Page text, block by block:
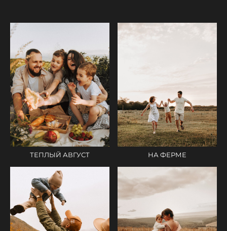
ТЕПЛЫЙ АВГУСТ НА ФЕРМЕ